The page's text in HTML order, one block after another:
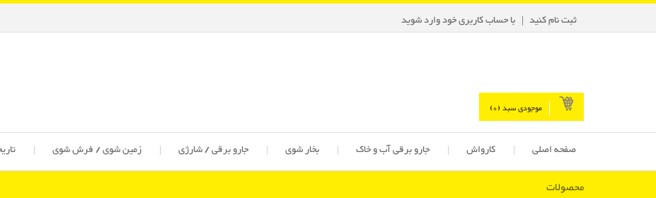
ثبت نام کنید با حساب کاربری خود وارد شوید
موجودی سبد (0
)
صفحه اصلی کارواش جارو برقی آب و خاک بخار شوی جارو برقی / شارژی زمین شوی / فرش شوی
محصولات